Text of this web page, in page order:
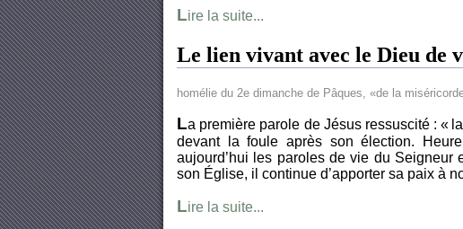
Lire la suite...
Le lien vivant avec le Dieu de
homélie du 2e dimanche de Pâques, «de la
La première parole de Jésus ressuscité : «
devant la foule après son élection.
aujourd’hui les paroles de vie du
son Église, il continue d’apporter sa paix à
Lire la suite...